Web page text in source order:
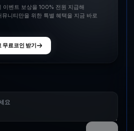
이벤트 보상을 100% 전원 지급해
니티만을 위한 특별 혜택을 지금 바로
무료코인 받기